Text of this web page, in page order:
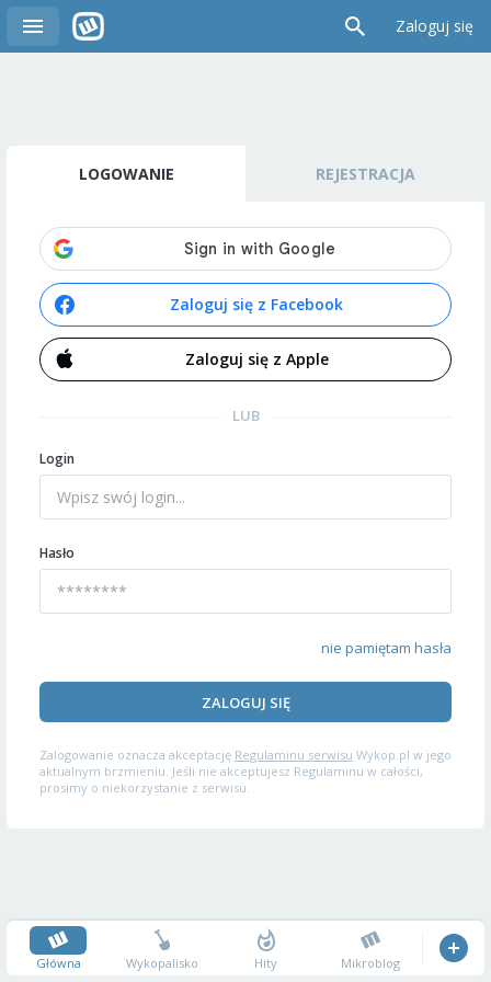
Zaloguj się
LOGOWANIE REJESTRACJA
Zaloguj się z Facebook
Zaloguj się z Apple
LUB
Login
Hasło
nie pamiętam hasła
ZALOGUJ SIĘ
Zalogowanie oznacza akceptację Regulaminu serwisu Wykop.pl w jego
aktualnym brzmieniu. Jeśli nie akceptujesz Regulaminu w całości,
prosimy o niekorzystanie z serwisu.
Główna Wykopalisko Hity Mikroblog